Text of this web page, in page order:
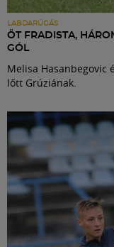
LABDARÚGÁS
ÖT FRADISTA,
GÓL
Melisa Hasanbegovic
lőtt Grúziának.